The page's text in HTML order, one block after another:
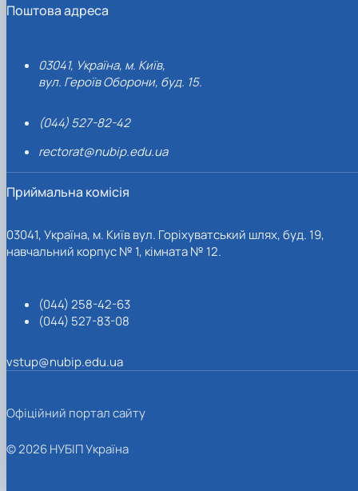
Поштова адреса
03041, Україна, м. Київ,
вул. Героїв Оборони, буд. 15.
(044) 527-82-42
rectorat@nubip.edu.ua
Приймальна комісія
03041, Україна, м. Київ вул. Горіхуватський шлях, буд. 19,
навчальний корпус № 1, кімната № 12.
(044) 258-42-63
(044) 527-83-08
vstup@nubip.edu.ua
Офіційний портал сайту
© 2026 НУБІП Україна